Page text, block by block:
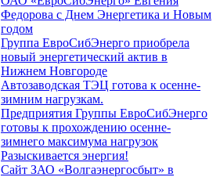
Федорова с Днем Энергетика и Новым
годом
Группа ЕвроСибЭнерго приобрела
новый энергетический актив в
Нижнем Новгороде
Автозаводская ТЭЦ готова к осенне-
зимним нагрузкам.
Предприятия Группы ЕвроСибЭнерго
готовы к прохождению осенне-
зимнего максимума нагрузок
Разыскивается энергия!
Сайт ЗАО «Волгаэнергосбыт» в